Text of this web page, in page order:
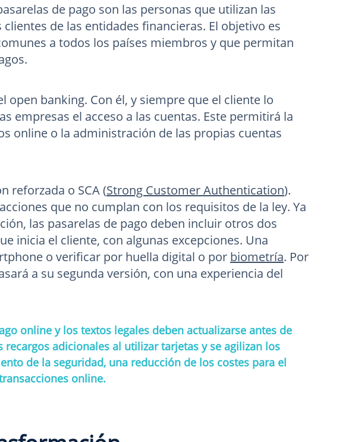
de pago son las personas que utilizan las
de las entidades financieras. El objetivo es
a todos los países miembros y que permitan
open banking. Con él, y siempre que el cliente lo
empresas el acceso a las cuentas. Este permitirá la
online o la administración de las propias cuentas
reforzada o SCA (Strong Customer Authentication).
que no cumplan con los requisitos de la ley. Ya
las pasarelas de pago deben incluir otros dos
inicia el cliente, con algunas excepciones. Una
o verificar por huella digital o por biometría. Por
a su segunda versión, con una experiencia del
online y los textos legales deben actualizarse antes de
adicionales al utilizar tarjetas y se agilizan los
de la seguridad, una reducción de los costes para el
online.